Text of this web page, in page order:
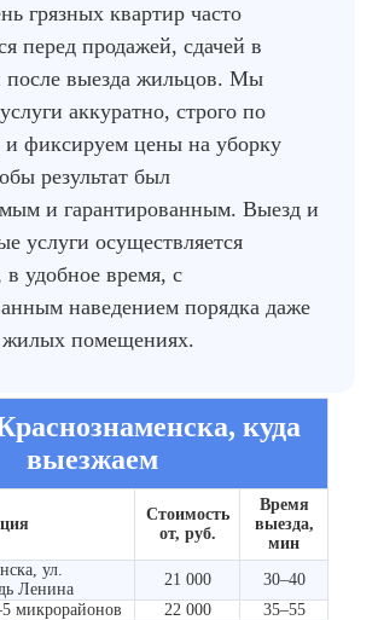
грязных квартир часто
перед продажей, сдачей в
после выезда жильцов. Мы
аккуратно, строго по
и фиксируем цены на уборку
результат был
и гарантированным. Выезд и
услуги осуществляется
удобное время, с
наведением порядка даже
помещениях.
куда
выезжаем
Стоимость
от, руб.
Время
выезда,
мин
ул.
Ленина
21 000
30–40
микрорайонов
22 000
35–55